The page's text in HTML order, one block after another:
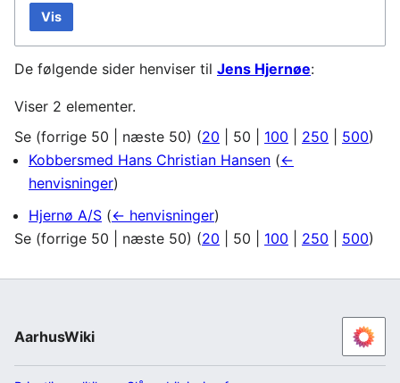
Vis
De følgende sider henviser til Jens Hjernøe:
Viser 2 elementer.
Se (forrige 50 næste 50) (20 50 100 250 500)
Kobbersmed Hans Christian Hansen (←
henvisninger)
Hjernø A/S (← henvisninger)
Se (forrige 50 næste 50) (20 50 100 250 500)
AarhusWiki